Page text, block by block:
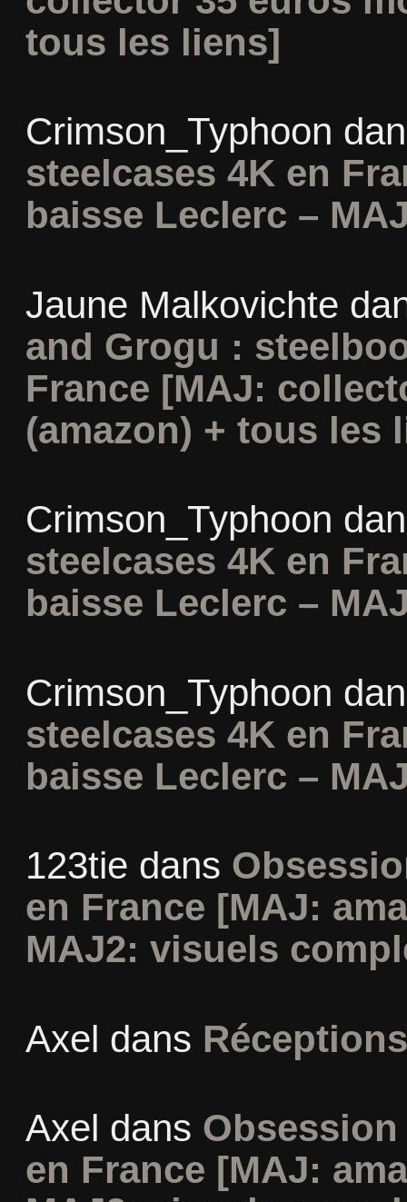
tous les liens]
Crimson_Typhoon
steelcases 4K en
baisse Leclerc –
Jaune Malkovichte
and Grogu :
France [MAJ:
(amazon) + tous les
Crimson_Typhoon
steelcases 4K en
baisse Leclerc –
Crimson_Typhoon
steelcases 4K en
baisse Leclerc –
123tie dans
en France [MAJ:
MAJ2: visuels
Axel dans
Axel dans
en France [MAJ: